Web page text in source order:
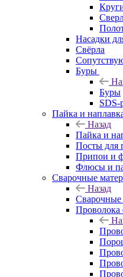
Насадки
Свёрла
Буры
Буры
SDS-
Пайка и
Назад
Пайка и
Посты для
Припои и
Флюсы и
Сварочные
Назад
Сварочные
Проволока